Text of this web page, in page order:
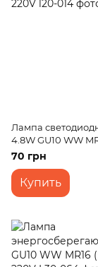
Лампа
4.8W GU10 WW
70 грн
Купить